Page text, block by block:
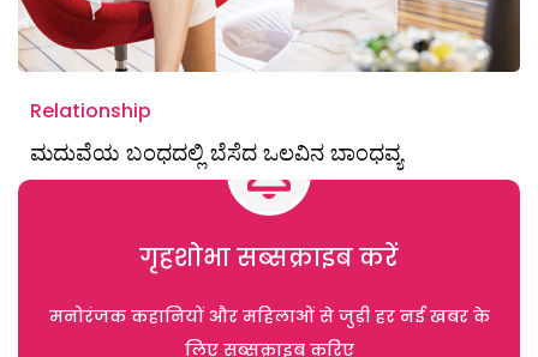
Relationship
ಮದುವೆಯ ಬಂಧದಲ್ಲಿ ಬೆಸೆದ ಒಲವಿನ ಬಾಂಧವ್ಯ
गृहशोभा सब्सक्राइब करें
मनोरंजक कहानियों और महिलाओं से जुड़ी हर नई खबर के
लिए सब्सक्राइब करिए